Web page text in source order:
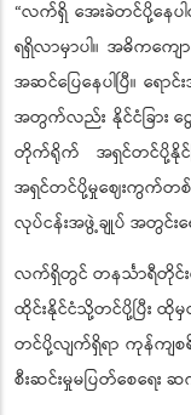
“လက်ရှိ အေးခဲတင်ပို့နေပ
ရရှိလာမှာပါ။ အဓိကကျေ
အဆင်ပြေနေပါပြီ။ ရော
အတွက်လည်း နိုင်ငံခြား
တိုက်ရိုက် အရှင်တင်ပို့နိုင်
အရှင်တင်ပို့မှုဈေးကွက်တစ်
လုပ်ငန်းအဖွဲ့ချုပ် အတွင်းရ
လက်ရှိတွင် တနင်္သာရီတိုင်းဒေ
ထိုင်းနိုင်ငံသို့တင်ပို့ပြီး
တင်ပို့လျက်ရှိရာ ကုန်ကျစ
စီးဆင်းမှုမပြတ်စေရေ